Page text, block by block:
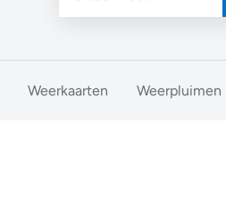
Weerkaarten Weerpluimen